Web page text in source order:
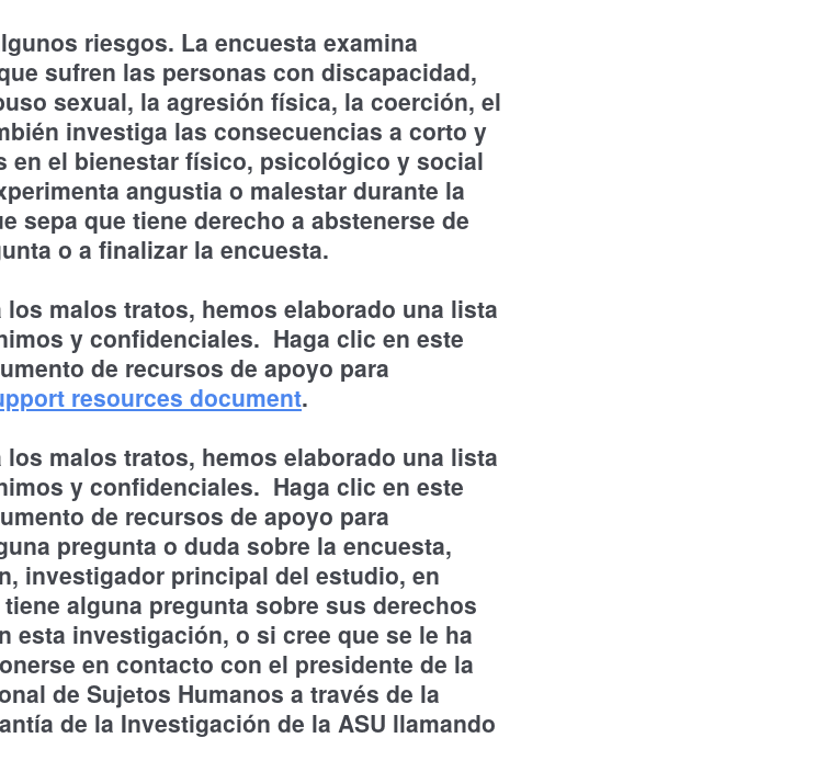
riesgos. La encuesta examina
sufren las personas con discapacidad,
sexual, la agresión física, la coerción, el
investiga las consecuencias a corto y
en el bienestar físico, psicológico y social
angustia o malestar durante la
sepa que tiene derecho a abstenerse de
o a finalizar la encuesta.
malos tratos, hemos elaborado una lista
y confidenciales. Haga clic en este
de recursos de apoyo para
resources document.
malos tratos, hemos elaborado una lista
y confidenciales. Haga clic en este
de recursos de apoyo para
pregunta o duda sobre la encuesta,
investigador principal del estudio, en
tiene alguna pregunta sobre sus derechos
esta investigación, o si cree que se le ha
en contacto con el presidente de la
de Sujetos Humanos a través de la
de la Investigación de la ASU llamando